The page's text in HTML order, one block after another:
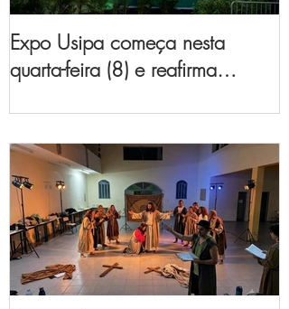
Expo Usipa começa nesta
quarta-feira (8) e reafirma
prestação de serviços de Minas
Gerais